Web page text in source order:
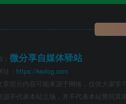
微分享自媒体驿站
： https://ksvlog.com
章部分内容可能来源于网络，仅供大家学
源不代表本站立场，并不代表本站赞同其